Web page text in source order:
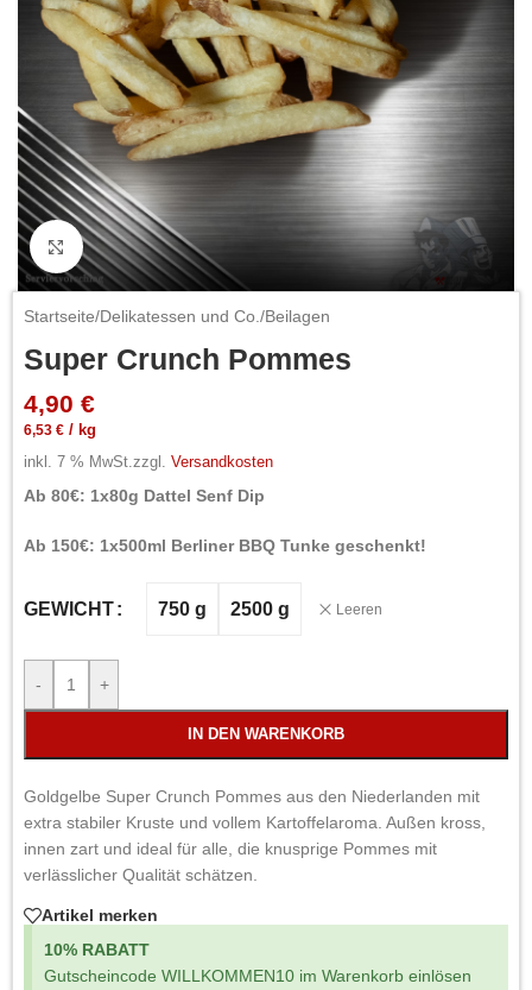
Click to enlarge
Startseite/Delikatessen und Co. /Beilagen
Super Crunch Pommes
4,90 €
6,53 € / kg
inkl. 7 % MwSt.zzgl. Versandkosten
Ab 80€: 1x80g Dattel Senf Dip
Ab 150€: 1x500ml Berliner BBQ Tunke geschenkt!
GEWICHT 750 g 2500 g Leeren
- +
IN DEN WARENKORB
Goldgelbe Super Crunch Pommes aus den Niederlanden mit
extra stabiler Kruste und vollem Kartoffelaroma. Außen kross,
innen zart und ideal für alle, die knusprige Pommes mit
verlässlicher Qualität schätzen.
Artikel merken
10% RABATT
Gutscheincode WILLKOMMEN10 im Warenkorb einlösen